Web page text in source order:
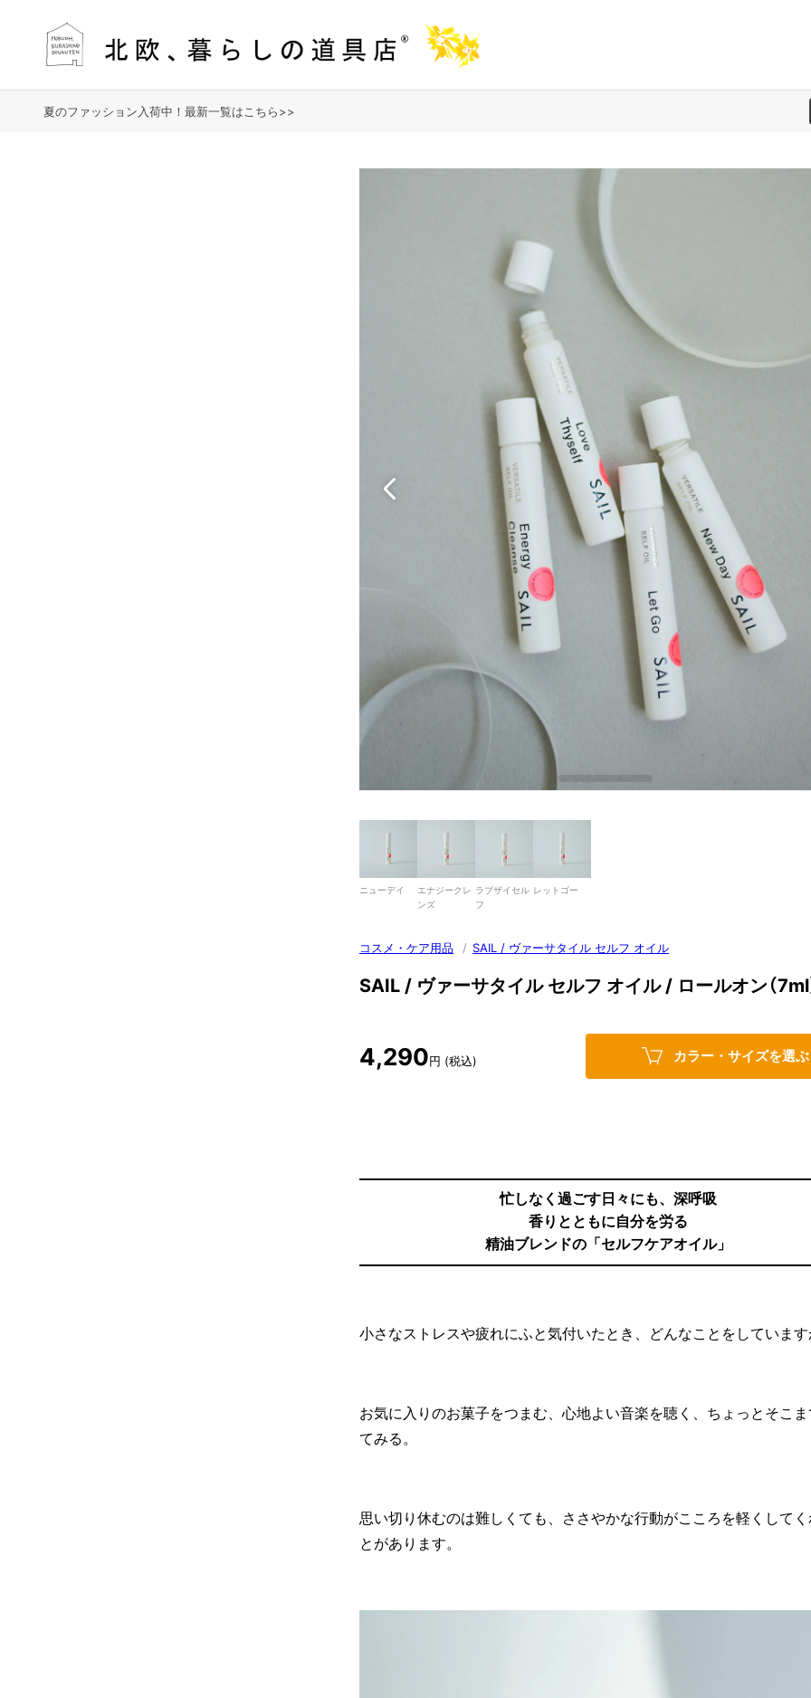
夏のファッション入荷中！最新一覧はこちら>>
ニューデイ
エナジークレ
ンズ
ラブザイセル
フ
レットゴー
コスメ・ケア用品 / SAIL / ヴァーサタイル セルフ オイル
SAIL / ヴァーサタイル セルフ オイル / ロールオン（7ml
4,290円 (税込) カラー・サイズを選ぶ
忙しなく過ごす日々にも、深呼吸
香りとともに自分を労る
精油ブレンドの「セルフケアオイル」
小さなストレスや疲れにふと気付いたとき、どんなことをしていま
お気に入りのお菓子をつまむ、心地よい音楽を聴く、ちょっとそこ
てみる。
思い切り休むのは難しくても、ささやかな行動がこころを軽くして
とがあります。